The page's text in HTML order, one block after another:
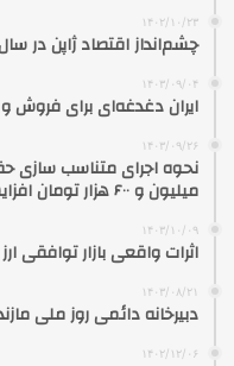
۱۴۰۲/۱۰/۲۳
چشم‌انداز اقتصاد ژاپن در سال ۲۰۲۵
۱۴۰۳/۰۹/۰۴
ایران دغدغه‌ای برای فروش
۱۴۰۳/۰۹/۲۶
نحوه اجرای متناسب سازی
میلیون و ۶۰۰ هزار تومان افزایش یافت
۱۴۰۳/۱۰/۰۹
اثرات واقعی بازار توافقی
۱۴۰۳/۰۸/۲۱
دبیرخانه دائمی روز ملی
۱۴۰۲/۱۲/۰۶